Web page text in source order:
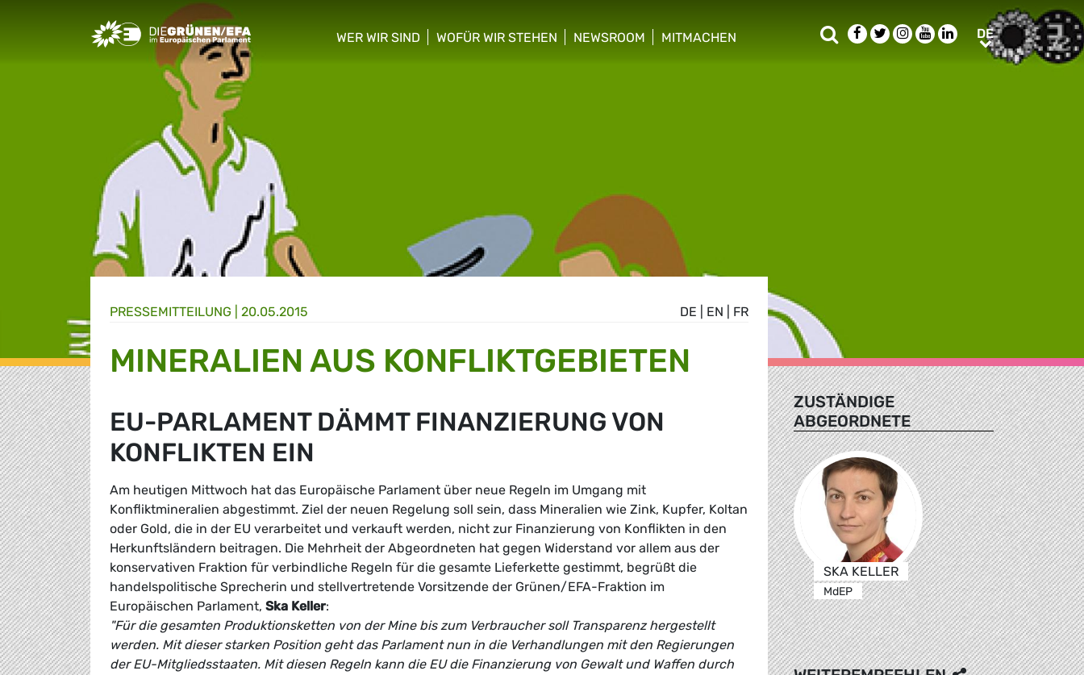
Greens/EFA Home
WER WIR SIND
WOFÜR WIR STEHEN
NEWSROOM
MITMACHEN
SucheFacebook
TwitterInstagram
YoutubeLinkedIn
DEDE
DE EN FR
PRESSE­MITTEILUNG 20.05.2015
MINERALIEN AUS KONFLIKTGEBIETEN
EU-PARLAMENT DÄMMT FINANZIERUNG VON
KONFLIKTEN EIN
Am heutigen Mittwoch hat das Europäische Parlament über neue Regeln im Umgang mit
Konfliktmineralien abgestimmt. Ziel der neuen Regelung soll sein, dass Mineralien wie Zink, Kupfer, Koltan
oder Gold, die in der EU verarbeitet und verkauft werden, nicht zur Finanzierung von Konflikten in den
Herkunftsländern beitragen. Die Mehrheit der Abgeordneten hat gegen Widerstand vor allem aus der
konservativen Fraktion für verbindliche Regeln für die gesamte Lieferkette gestimmt, begrüßt die
handelspolitische Sprecherin und stellvertretende Vorsitzende der Grünen/EFA-Fraktion im
Europäischen Parlament, Ska Keller:
"Für die gesamten Produktionsketten von der Mine bis zum Verbraucher soll Transparenz hergestellt
werden. Mit dieser starken Position geht das Parlament nun in die Verhandlungen mit den Regierungen
der EU-Mitgliedsstaaten. Mit diesen Regeln kann die EU die Finanzierung von Gewalt und Waffen durch
ZUSTÄNDIGE
ABGEORDNETE
SKA KELLER
MdEP